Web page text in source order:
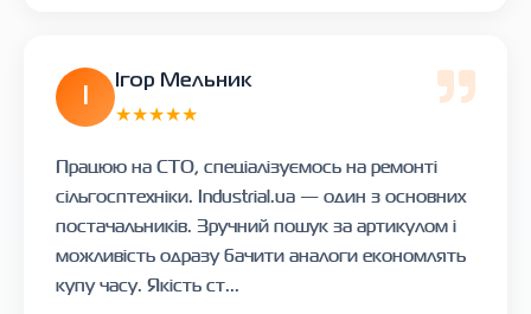
Ігор Мельник
★★★★★
Працюю на СТО, спеціалізуємось на ремонті
сільгосптехніки. Industrial.ua — один з основних
постачальників. Зручний пошук за артикулом і
можливість одразу бачити аналоги економлять
купу часу. Якість ст...